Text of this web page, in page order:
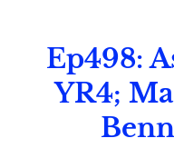
Ep498:
YR4;